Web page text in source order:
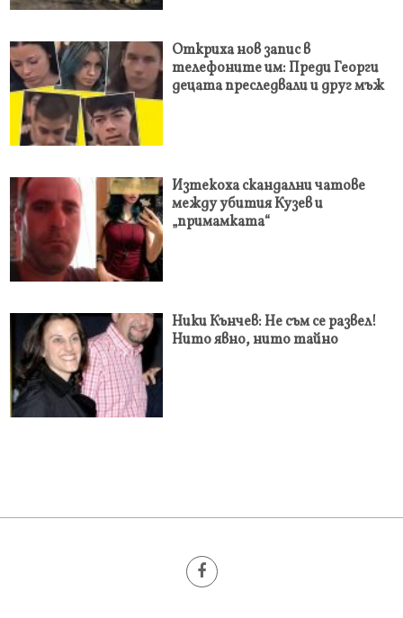
Откриха нов запис в
телефоните им: Преди Георги
децата преследвали и друг мъж
Изтекоха скандални чатове
между убития Кузев и
„примамката“
Ники Кънчев: Не съм се развел!
Нито явно, нито тайно